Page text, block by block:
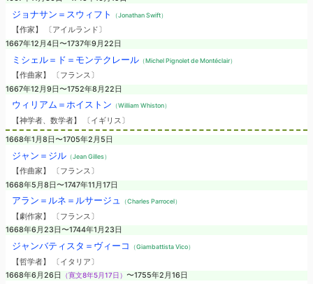
ジョナサン＝スウィフト （Jonathan Swift）
【作家】 〔アイルランド〕
1667年12月4日〜1737年9月22日
ミシェル＝ド＝モンテクレール（Michel Pignolet de Montéclair）
【作曲家】 〔フランス〕
1667年12月9日〜1752年8月22日
ウィリアム＝ホイストン （William Whiston）
【神学者、数学者】 〔イギリス〕
1668年1月8日〜1705年2月5日
ジャン＝ジル（Jean Gilles）
【作曲家】 〔フランス〕
1668年5月8日〜1747年11月17日
アラン＝ルネ＝ルサージュ （Charles Parrocel）
【劇作家】 〔フランス〕
1668年6月23日〜1744年1月23日
ジャンバティスタ＝ヴィーコ （Giambattista Vico）
【哲学者】 〔イタリア〕
1668年6月26日
（寛文8年5月17日） 〜1755年2月16日